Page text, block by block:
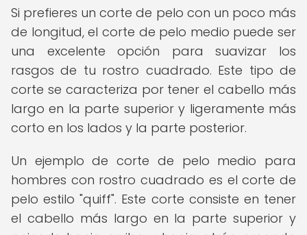
Si prefieres un corte de pelo con un poco más
de longitud, el corte de pelo medio puede ser
una excelente opción para suavizar los
rasgos de tu rostro cuadrado. Este tipo de
corte se caracteriza por tener el cabello más
largo en la parte superior y ligeramente más
corto en los lados y la parte posterior.
Un ejemplo de corte de pelo medio para
hombres con rostro cuadrado es el corte de
pelo estilo "quiff". Este corte consiste en tener
el cabello más largo en la parte superior y